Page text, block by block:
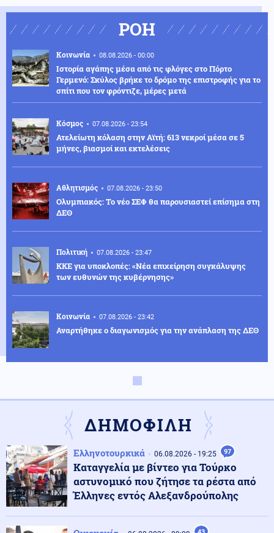
ΡΟΗ
Κοινωνία 08.08.2026 - 00:00
Ιστορία αγάπης μέσα από τις φλόγες στο Πόρτο
Γερμενό: Σκύλος βρήκε το δρόμο της επιστροφής για το
σπίτι που τον φρόντιζε, μέρες μετά
Κόσμος 07.08.2026 - 23:54
Ατελείωτη κόλαση στην Αϊτή: 613 νεκροί μέσα σε 5
μήνες, βιασμοί και εκτελέσεις
Αθλητισμός 07.08.2026 - 23:50
Ολυμπιακός: Το νέο ΣΕΦ θα παρουσιαστεί επίσημα στη
ΔΕΘ
Πολιτική 07.08.2026 - 23:47
ΚΚΕ για υποκλοπές: «Νέα επιχείρηση συγκάλυψης
των ευθυνών της κυβέρνησης»
Κοινωνία 07.08.2026 - 23:42
Αναρτήθηκε ο διαγωνισμός για την ανάπλαση της ΔΕΘ
Κόσμος
Κι όμως... Τα ΜΜΕ της Βόρειας Κορέας προτείνουν
σούπα με κρέας σκύλου, ως διέξοδο στον καύσωνα
Κοινωνία
ΔΗΜΟΦΙΛΗ
Ελληνοτουρκικά 06.08.2026 - 19:25 97
Καταγγελία με βίντεο για Τούρκο
αστυνομικό που ζήτησε τα ρέστα από
Έλληνες εντός Αλεξανδρούπολης